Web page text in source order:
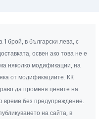
брой, в български лева, с
освен ако това не е
няколко модификации, на
от модификациите. КК
да променя цените на
време без предупреждение.
на сайта, в